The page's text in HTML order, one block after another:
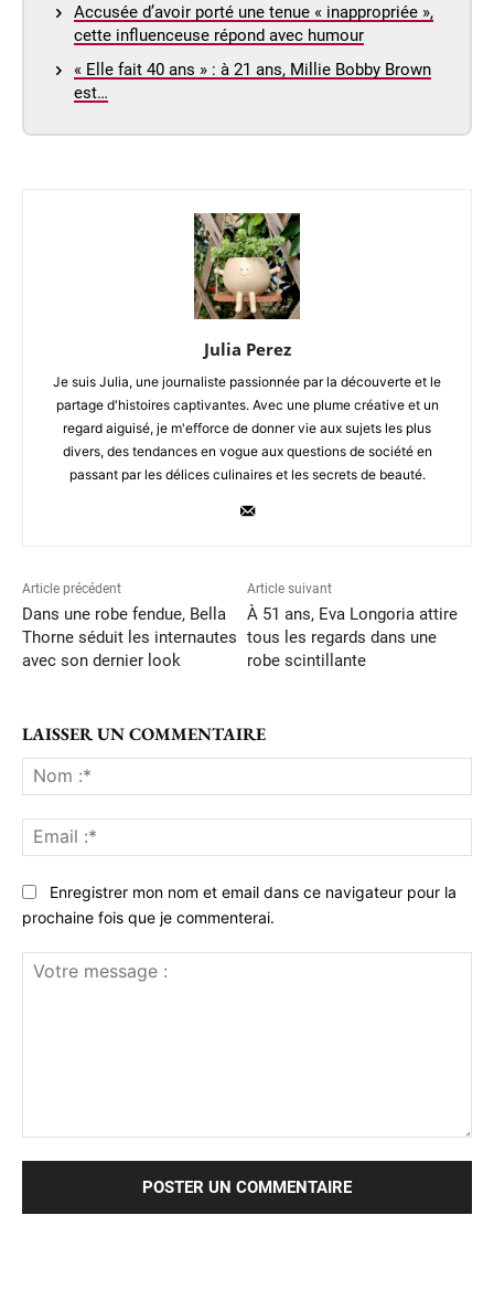
Accusée d’avoir porté une tenue « inappropriée »,
cette influenceuse répond avec humour
« Elle fait 40 ans » : à 21 ans, Millie Bobby Brown
est…
Julia Perez
Je suis Julia, une journaliste passionnée par la découverte et le
partage d'histoires captivantes. Avec une plume créative et un
regard aiguisé, je m'efforce de donner vie aux sujets les plus
divers, des tendances en vogue aux questions de société en
passant par les délices culinaires et les secrets de beauté.
Article précédent
Dans une robe fendue, Bella
Thorne séduit les internautes
avec son dernier look
Article suivant
À 51 ans, Eva Longoria attire
tous les regards dans une
robe scintillante
LAISSER UN COMMENTAIRE
:*
:*
Enregistrer mon nom et email dans ce navigateur pour la
prochaine fois que je commenterai.